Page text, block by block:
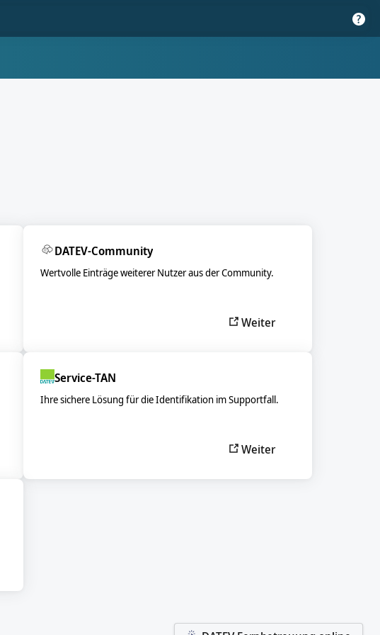
DATEV-Community
Wertvolle Einträge weiterer Nutzer aus der Community.
Weiter
Service-TAN
Ihre sichere Lösung für die Identifikation im Supportfall.
Weiter